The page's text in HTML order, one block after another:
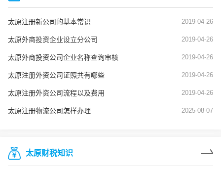
太原注册新公司的基本常识 2019-04-26
太原外商投资企业设立分公司 2019-04-26
太原外商投资公司企业名称查询审核 2019-04-26
太原注册外资公司证照共有哪些 2019-04-26
太原注册外资公司流程以及费用 2019-04-26
太原注册物流公司怎样办理 2025-08-07
太原财税知识